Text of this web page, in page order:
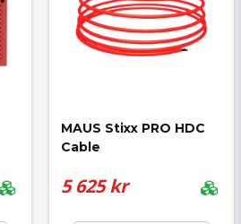
MAUS Stixx PRO HDC
Cable
5 625 kr